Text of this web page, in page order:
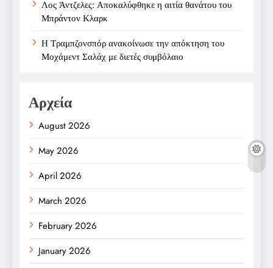
Λος Άντζελες: Αποκαλύφθηκε η αιτία θανάτου του
Μπράντον Κλαρκ
Η Τραμπζονσπόρ ανακοίνωσε την απόκτηση του
Μοχάμεντ Σαλάχ με διετές συμβόλαιο
Αρχεία
August 2026
May 2026
April 2026
March 2026
February 2026
January 2026